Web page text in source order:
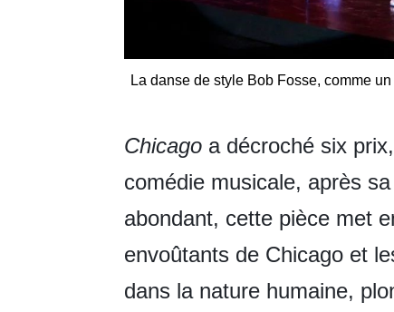
La danse de style Bob Fosse, comme
Chicago a décroché six
comédie musicale, après
abondant, cette pièce met
envoûtants de Chicago et
dans la nature humaine,